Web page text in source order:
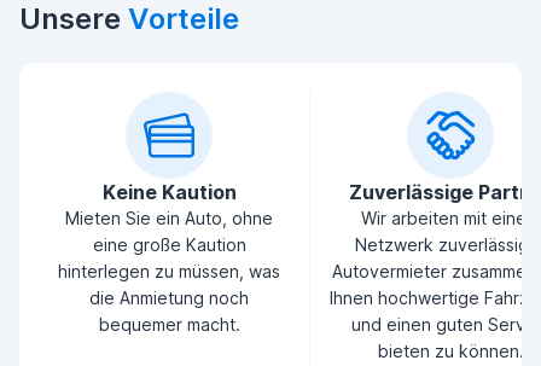
Unsere Vorteile
Keine Kaution
Mieten Sie ein Auto, ohne
eine große Kaution
hinterlegen zu müssen, was
die Anmietung noch
bequemer macht.
Zuverlässige
Wir arbeiten mit einem
Netzwerk
Autovermieter
Ihnen hochwertige
und einen guten
bieten zu können.